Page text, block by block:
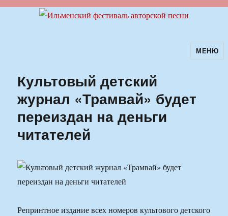
Ильменский фестиваль авторскойМЕНЮ
Культовый детский
журнал «Трамвай» будет
переиздан на деньги
читателей
Репринтное издание всех номеров культового детского